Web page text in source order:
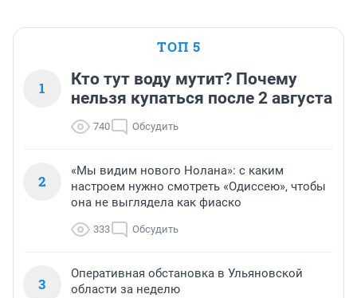
ТОП 5
1
Кто тут воду мутит? Почему
нельзя купаться после 2 августа
740 Обсудить
2
«Мы видим нового Нолана»: с каким
настроем нужно смотреть «Одиссею», чтобы
она не выглядела как фиаско
333 Обсудить
3
Оперативная обстановка в Ульяновской
области за неделю